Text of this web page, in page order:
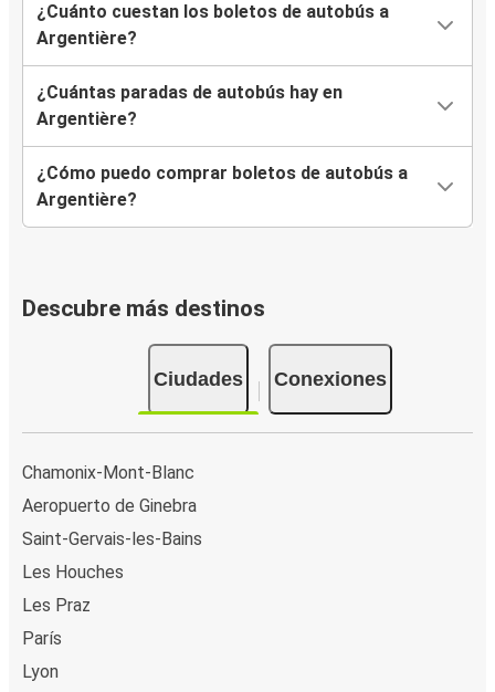
¿Cuánto cuestan los boletos de autobús a
Argentière?
¿Cuántas paradas de autobús hay en
Argentière?
¿Cómo puedo comprar boletos de autobús a
Argentière?
Descubre más destinos
Ciudades Conexiones
Chamonix-Mont-Blanc
Aeropuerto de Ginebra
Saint-Gervais-les-Bains
Les Houches
Les Praz
París
Lyon